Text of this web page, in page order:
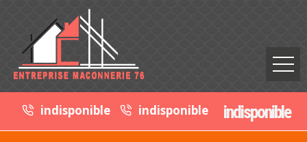
indisponible indisponible indisponible